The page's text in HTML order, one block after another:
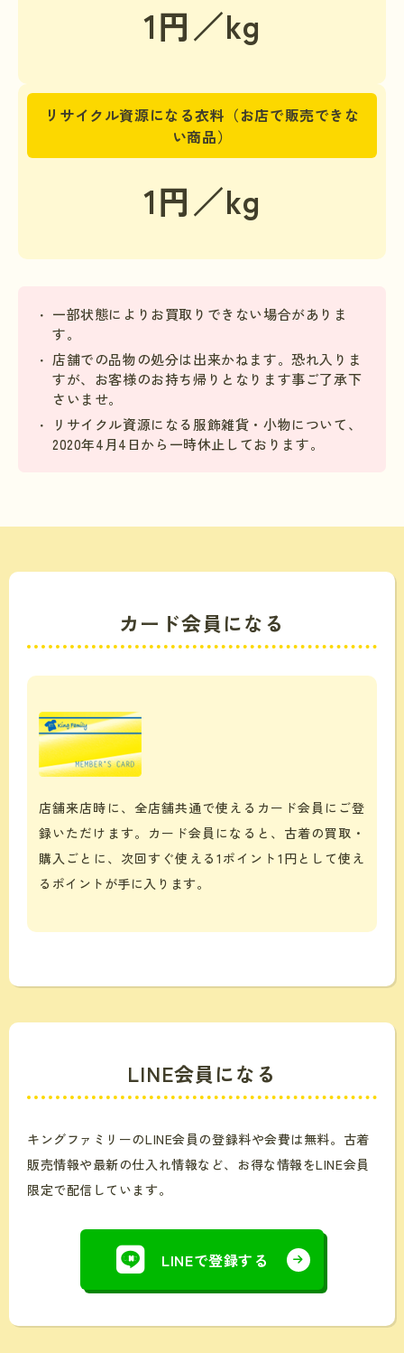
1円／kg
リサイクル資源になる衣料（お店で販売できな
い商品）
1円／kg
一部状態によりお買取りできない場合がありま
す。
店舗での品物の処分は出来かねます。恐れ入りま
すが、お客様のお持ち帰りとなります事ご了承下
さいませ。
リサイクル資源になる服飾雑貨・小物について、
2020年4月4日から一時休止しております。
カード会員になる
店舗来店時に、全店舗共通で使えるカード会員にご登
録いただけます。カード会員になると、古着の買取・
購入ごとに、次回すぐ使える1ポイント1円として使え
るポイントが手に入ります。
LINE会員になる
キングファミリーのLINE会員の登録料や会費は無料。 古着
販売情報や最新の仕入れ情報など、お得な情報をLINE会員
限定で配信しています。
LINEで登録する